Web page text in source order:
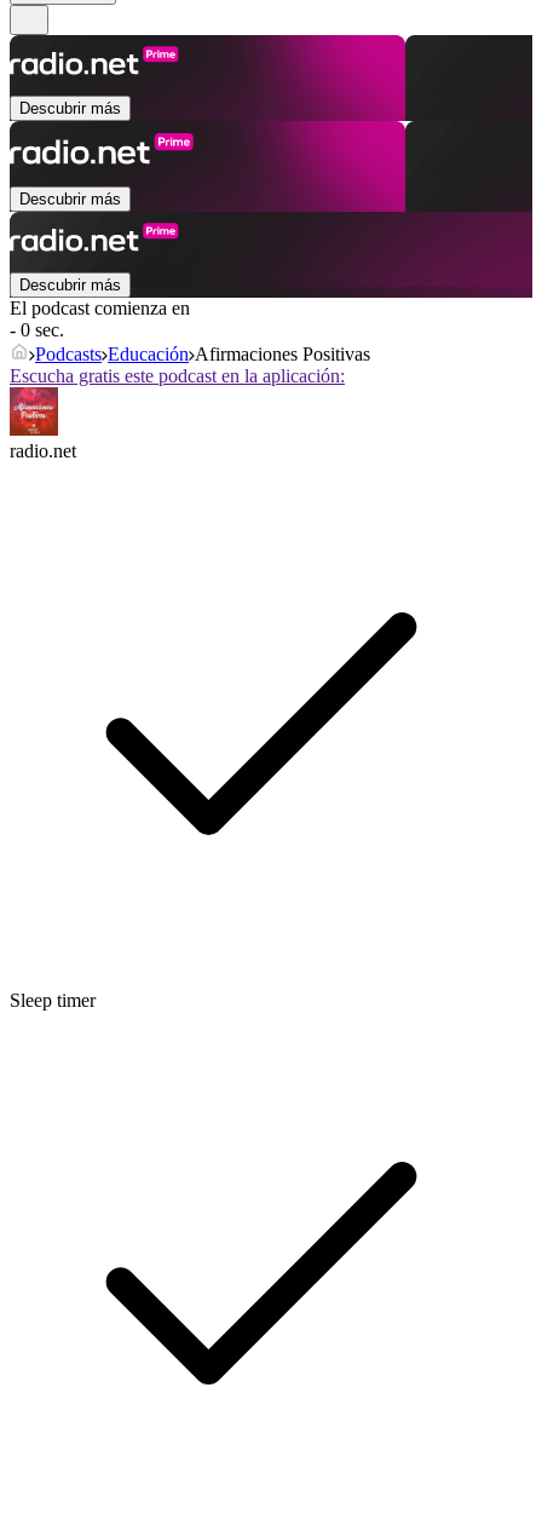
Descubrir más
Descubrir más
Descubrir más
El podcast comienza en
- 0 sec.
Podcasts Educación Afirmaciones Positivas
Escucha gratis este podcast en la aplicación:
radio.net
Sleep timer